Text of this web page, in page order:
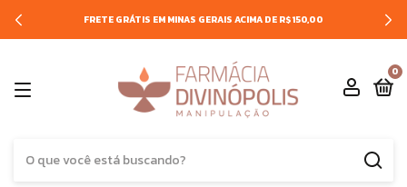
FRETE GRÁTIS EM MINAS GERAIS ACIMA DE R$150,00
0